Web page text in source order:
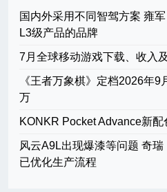
国内外采用不同智驾方案 雍
L3级产品的品牌
7月全球移动游戏下载、收入
《王者万象棋》定档2026年
万
KONKR Pocket Advance新
风云A9L出现爆漆等问题 奇
已优化生产流程